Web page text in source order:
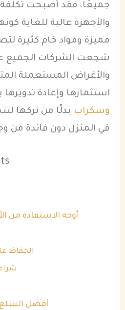
جميعًا، فقد أصبحت تكلفة
والأجهزة عالية للغاية
مميزة ومواد خام كثيرة
شجعت الشركات الجميع
والأغراض المستعملة
استثمارها وإعادة
وسكراب بدلًا من تركها
في المنزل دون فائدة من
أوجه الاستفادة من
الحفاظ
أفضل السلع